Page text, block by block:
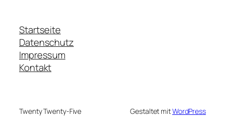
Startseite
Datenschutz
Impressum
Kontakt
Twenty Twenty-Five Gestaltet mitWordPress